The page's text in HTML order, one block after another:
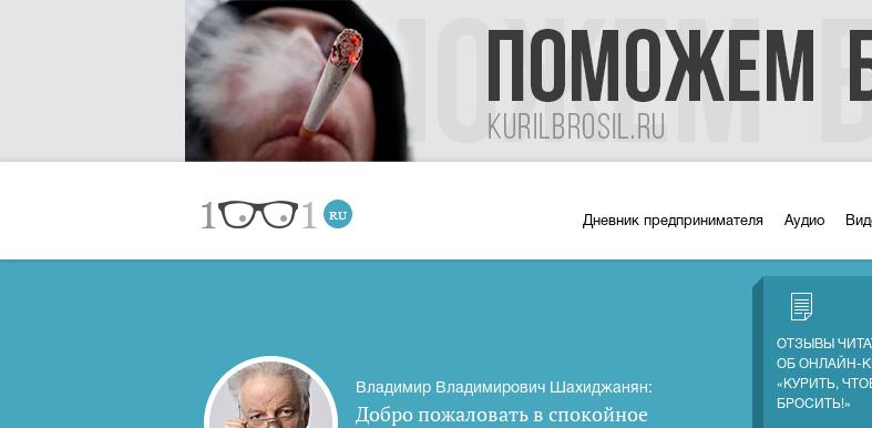
Дневник предпринимателя Аудио
Владимир Владимирович Шахиджанян:
Добро пожаловать в спокойное
ОТЗЫВЫ
ОБ ОНЛАЙН-
«КУРИТЬ,
БРОСИТЬ!»